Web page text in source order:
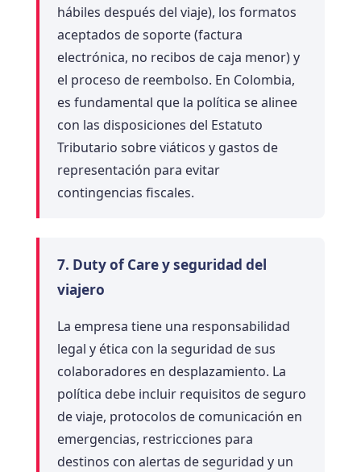
hábiles después del viaje), los formatos
aceptados de soporte (factura
electrónica, no recibos de caja menor) y
el proceso de reembolso. En Colombia,
es fundamental que la política se alinee
con las disposiciones del Estatuto
Tributario sobre viáticos y gastos de
representación para evitar
contingencias fiscales.
7. Duty of Care y seguridad del
viajero
La empresa tiene una responsabilidad
legal y ética con la seguridad de sus
colaboradores en desplazamiento. La
política debe incluir requisitos de seguro
de viaje, protocolos de comunicación en
emergencias, restricciones para
destinos con alertas de seguridad y un